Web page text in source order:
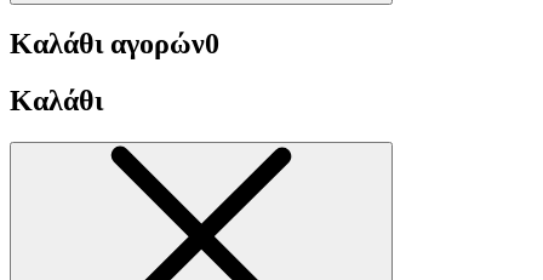
Καλάθι αγορών0
Καλάθι